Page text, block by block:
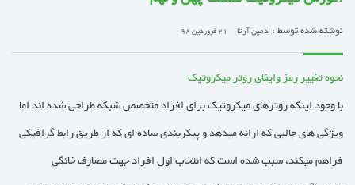
نوشته شده توسط : ادمین آرتا 21 فروردین 98
نحوه تغییر رمز وایفای روتر میکروتیک
با وجود اینکه روترهای میکروتیک برای افراد متخصص شبکه طراحی شده اند اما
ویژگی های جالبی که ارائه میدهد و پیکربندی ساده ای که از طریق رابط گرافیکی
فراهم میکند، سبب شده است که انتخاب اول افراد جهت مصارف خانگی